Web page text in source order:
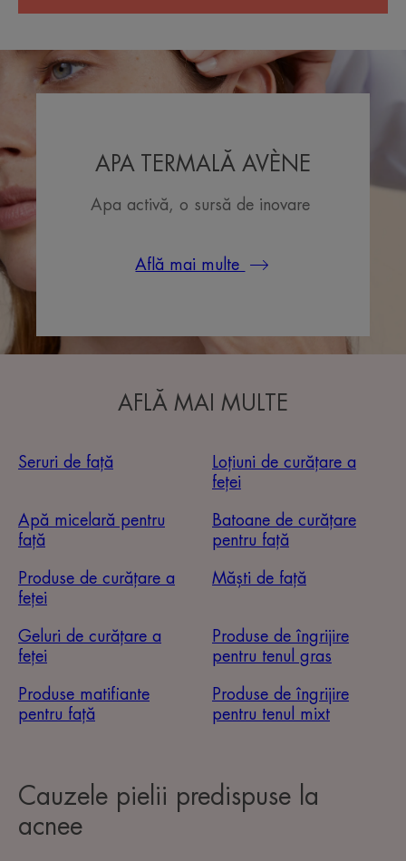
APA TERMALĂ AVÈNE
Apa activă, o sursă de inovare
Află mai multe
AFLĂ MAI MULTE
Seruri de față
Loțiuni de curățare a
feței
Apă micelară pentru
față
Batoane de curățare
pentru față
Produse de curățare a
feței
Măști de față
Geluri de curățare a
feței
Produse de îngrijire
pentru tenul gras
Produse matifiante
pentru față
Produse de îngrijire
pentru tenul mixt
Cauzele pielii predispuse la
acnee